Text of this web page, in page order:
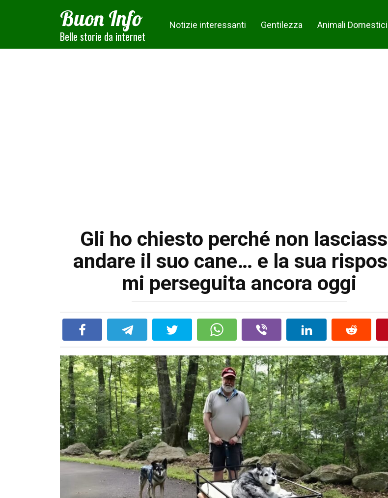
Buon Info
Belle storie da internet
Notizie interessanti Gentilezza Animali Domestici
Gli ho chiesto perché non
andare il suo cane… e la sua
mi perseguita ancora oggi